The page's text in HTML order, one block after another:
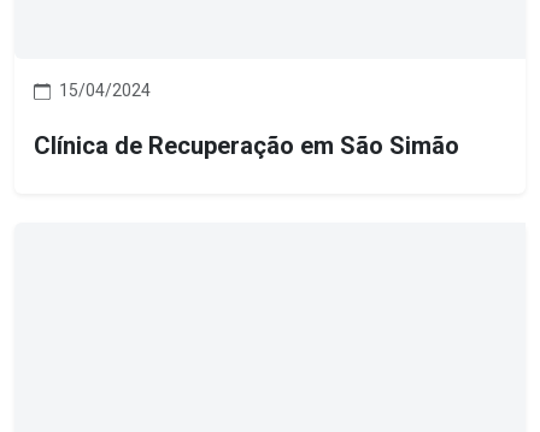
15/04/2024
Clínica de Recuperação em São Simão